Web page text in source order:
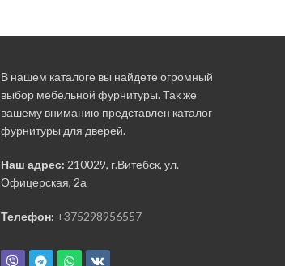
В нашем каталоге вы найдете огромный
выбор мебельной фурнитуры. Так же
вашему вниманию представлен каталог
фурнитуры для дверей.
Наш адрес: 210029, г.Витебск, ул.
Офицерская, 2а
Телефон: +375298956557